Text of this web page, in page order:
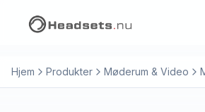
Hjem Produkter Møderum & Video